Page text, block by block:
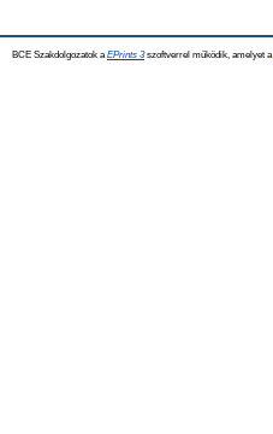
BCE Szakdolgozatok a EPrints 3szoftverrel működik, amelyet a